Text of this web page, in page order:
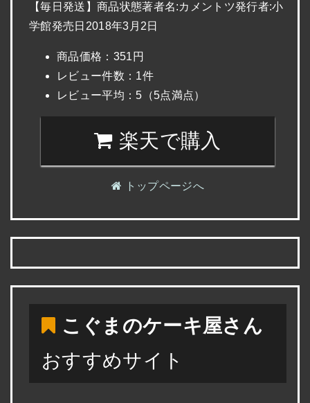
【毎日発送】商品状態著者名:カメントツ発行者:小
学館発売日2018年3月2日
商品価格：351円
レビュー件数：1件
レビュー平均：5（5点満点）
楽天で購入
トップページへ
こぐまのケーキ屋さん
おすすめサイト